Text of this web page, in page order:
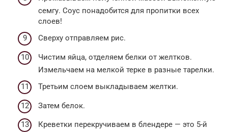
семгу. Соус понадобится для пропитки всех
слоев!
Сверху отправляем рис.
Чистим яйца, отделяем белки от желтков.
Измельчаем на мелкой терке в разные тарелки.
Третьим слоем выкладываем желтки.
Затем белок.
Креветки перекручиваем в блендере — это 5-й